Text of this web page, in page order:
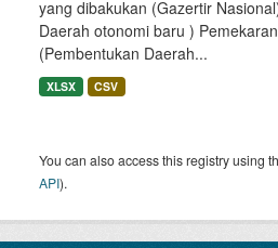
yang dibakukan (Gazertir
Daerah otonomi baru )
(Pembentukan Daerah...
XLSX CSV
You can also access this registry using
API).